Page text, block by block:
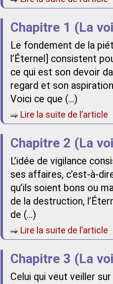
Chapitre 1 (La
Le fondement de la
l’Éternel] consistent
ce qui est son devoir
regard et son
Voici ce que (…)
Lire la suite de l’article
Chapitre 2 (La
L’idée de vigilance
ses affaires, c’est-à-
qu’ils soient bons ou
de la destruction,
de (…)
Lire la suite de l’article
Chapitre 3 (La
Celui qui veut veiller